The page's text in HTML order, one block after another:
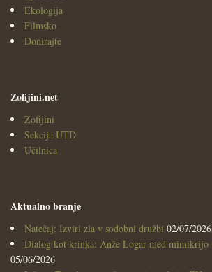
Ekologija
Filmsko
Donirajte
Zofijini.net
Zofijini
Sekcija UTD
Učilnica
Aktualno branje
Natečaj: Izviri zla v sodobni družbi 02/07/2026
Dialog kot krinka: Anže Logar med mimikrijo
05/06/2026